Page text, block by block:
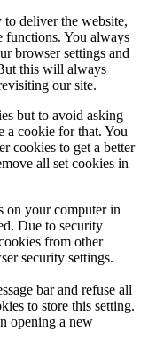
to deliver the website,
functions. You always
browser settings and
this will always
our site.
but to avoid asking
a cookie for that. You
cookies to get a better
all set cookies in
on your computer in
Due to security
from other
security settings.
bar and refuse all
to store this setting.
opening a new